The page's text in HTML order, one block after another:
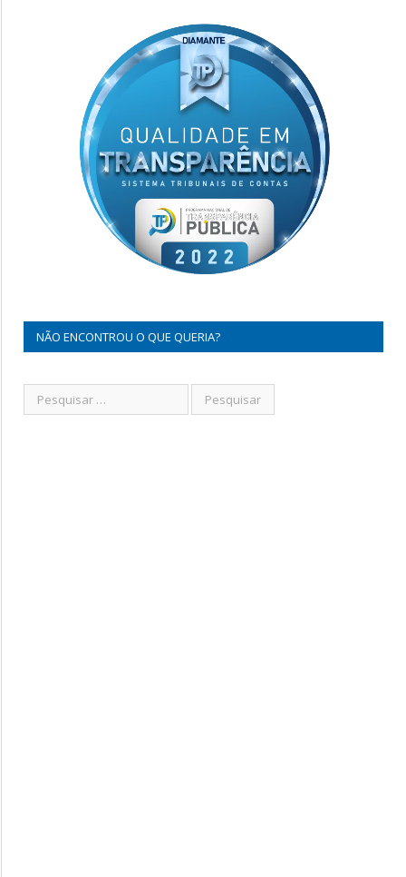
NÃO ENCONTROU O QUE QUERIA?